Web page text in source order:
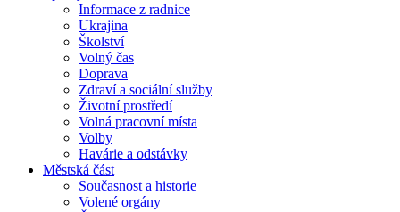
Informace z radnice
Ukrajina
Školství
Volný čas
Doprava
Zdraví a sociální služby
Životní prostředí
Volná pracovní místa
Volby
Havárie a odstávky
Městská část
Současnost a historie
Volené orgány